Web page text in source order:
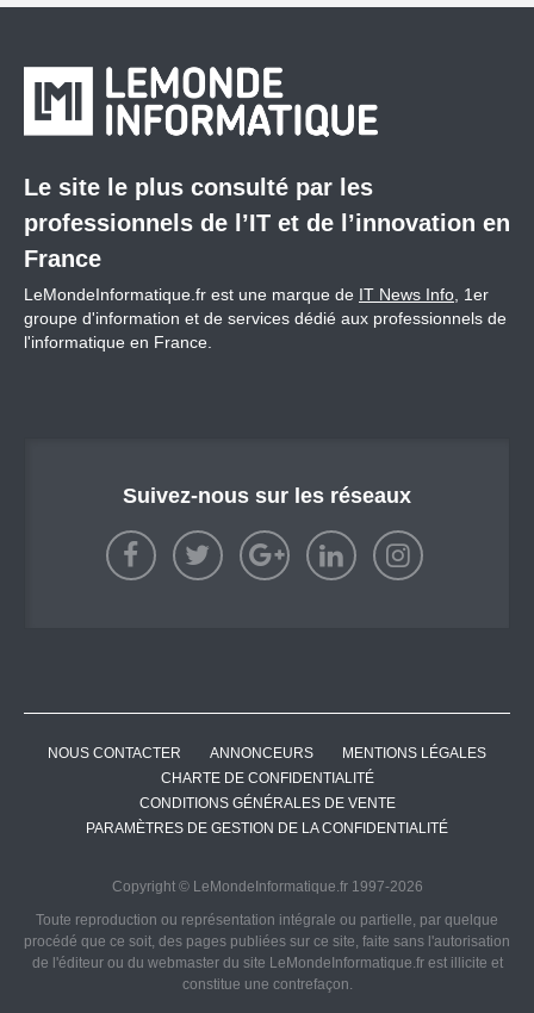
Le site le plus consulté par les
professionnels de l’IT et de l’innovation en
France
LeMondeInformatique.fr est une marque de IT News Info , 1er
groupe d'information et de services dédié aux professionnels de
l'informatique en France.
Suivez-nous sur les réseaux
NOUS CONTACTER ANNONCEURS
MENTIONS LÉGALES
CHARTE DE CONFIDENTIALITÉ
CONDITIONS GÉNÉRALES DE VENTE
PARAMÈTRES DE GESTION DE LA CONFIDENTIALITÉ
Copyright © LeMondeInformatique.fr 1997-2026
Toute reproduction ou représentation intégrale ou partielle, par quelque
procédé que ce soit, des pages publiées sur ce site, faite sans l'autorisation
de l'éditeur ou du webmaster du site LeMondeInformatique.fr est illicite et
constitue une contrefaçon.